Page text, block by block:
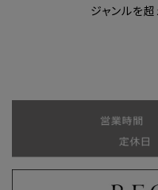
ジャンルを